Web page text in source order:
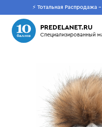
⚡ Тотальная Распродажа
PREDELANET.RU
Специализированный
Что будем искать?